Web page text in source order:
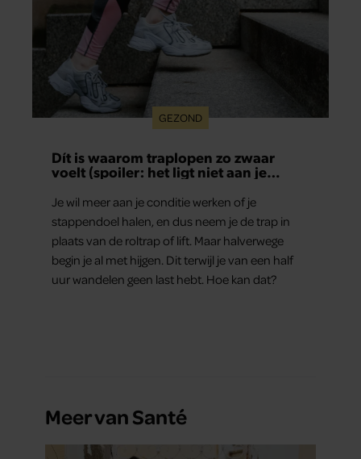
GEZOND
Dít is waarom traplopen zo zwaar
voelt (spoiler: het ligt niet aan je
Je wil meer aan je conditie werken of je
stappendoel halen, en dus neem je de trap in
plaats van de roltrap of lift. Maar halverwege
begin je al met hijgen. Dit terwijl je van een half
uur wandelen geen last hebt. Hoe kan dat?
Meer van Santé